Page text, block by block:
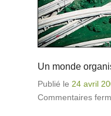
Un monde
Publié le 24 avril
Commentaires